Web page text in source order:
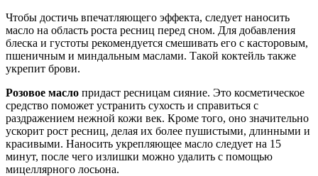
Чтобы достичь впечатляющего эффекта, следует наносить
масло на область роста ресниц перед сном. Для добавления
блеска и густоты рекомендуется смешивать его с касторовым,
пшеничным и миндальным маслами. Такой коктейль также
укрепит брови.
Розовое масло придаст ресницам сияние. Это косметическое
средство поможет устранить сухость и справиться с
раздражением нежной кожи век. Кроме того, оно значительно
ускорит рост ресниц, делая их более пушистыми, длинными и
красивыми. Наносить укрепляющее масло следует на 15
минут, после чего излишки можно удалить с помощью
мицеллярного лосьона.